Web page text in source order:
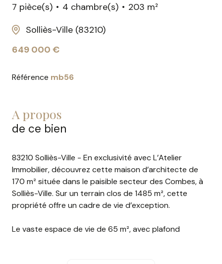
7 pièce(s)
4 chambre(s)
203 m²
Solliès-Ville (83210)
649 000 €
Référence mb56
a propos
de ce bien
83210 Solliès-Ville - En exclusivité avec L’Atelier
Immobilier, découvrez cette maison d’architecte de
170 m² située dans le paisible secteur des Combes, à
Solliès-Ville. Sur un terrain clos de 1485 m², cette
propriété offre un cadre de vie d’exception.
Le vaste espace de vie de 65 m², avec plafond